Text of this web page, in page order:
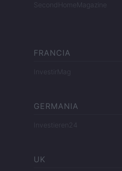
SecondHomeMagazine
FRANCIA
InvestirMag
GERMANIA
Investieren24
UK